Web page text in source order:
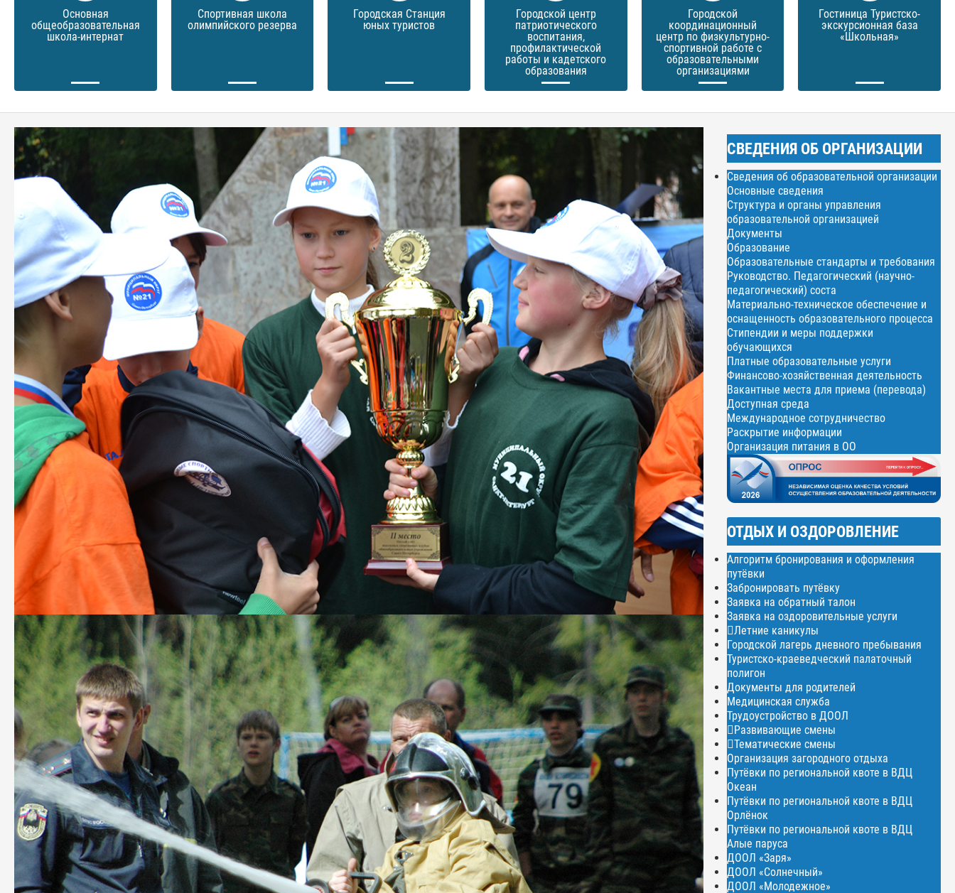
Основная
общеобразовательная
школа-интернат
Спортивная школа
олимпийского резерва
Городская Станция
юных туристов
Городской центр
патриотического
воспитания,
профилактической
работы и кадетского
образования
Городской
координационный
центр по физкультурно-
спортивной работе с
образовательными
организациями
Гостиница Туристско-
экскурсионная база
«Школьная»
СВЕДЕНИЯ ОБ ОРГАНИЗАЦИИ
Сведения об образовательной организации
Основные сведения
Структура и органы управления
образовательной организацией
Документы
Образование
Образовательные стандарты и требования
Руководство. Педагогический (научно-
педагогический) соста
Материально-техническое обеспечение и
оснащенность образовательного процесса
Стипендии и меры поддержки
обучающихся
Платные образовательные услуги
Финансово-хозяйственная деятельность
Вакантные места для приема (перевода)
Доступная среда
Международное сотрудничество
Раскрытие информации
Организация питания в ОО
ОТДЫХ И ОЗДОРОВЛЕНИЕ
Алгоритм бронирования и оформления
путёвки
Забронировать путёвку
Заявка на обратный талон
Заявка на оздоровительные услуги
Летние каникулы
Городской лагерь дневного пребывания
Туристско-краеведческий палаточный
полигон
Документы для родителей
Медицинская служба
Трудоустройство в ДООЛ
Развивающие смены
Тематические смены
Организация загородного отдыха
Путёвки по региональной квоте в ВДЦ
Океан
Путёвки по региональной квоте в ВДЦ
Орлёнок
Путёвки по региональной квоте в ВДЦ
Алые паруса
ДООЛ «Заря»
ДООЛ «Солнечный»
ДООЛ «Молодежное»